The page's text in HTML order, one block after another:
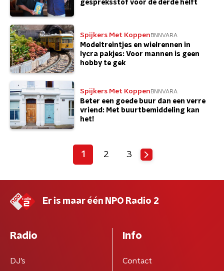
gespreksstof voor de derde helft
Spijkers Met Koppen BNNVARA
Modeltreintjes en wielrennen in
lycra pakjes: Voor mannen is geen
hobby te gek
Spijkers Met Koppen BNNVARA
Beter een goede buur dan een verre
vriend: Met buurtbemiddeling kan
het!
1 2 3
Er is maar één NPO Radio 2
Radio
DJ’s
Info
Contact